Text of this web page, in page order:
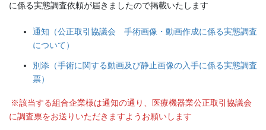
に係る実態調査依頼が届きましたので掲載いたします
通知（公正取引協議会 手術画像・動画作成に係る実態調査
について）
別添（手術に関する動画及び静止画像の入手に係る実態調査
票）
※該当する組合企業様は通知の通り、医療機器業公正取引協議会
に調査票をお送りいただきますようお願いします